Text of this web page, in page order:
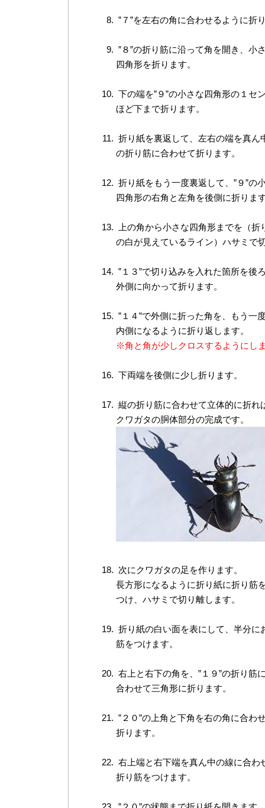
”７”を左右の角に合わせるように折り
”８”の折り筋に沿って角を開き、小
四角形を折ります。
下の端を”９”の小さな四角形の１セ
ほど下まで折ります。
折り紙を裏返して、左右の端を真ん
の折り筋に合わせて折ります。
折り紙をもう一度裏返して、”９”の
四角形の右角と左角を後側に折ります
上の角から小さな四角形までを（折
の白が見えているライン）ハサミで切
”１３”で切り込みを入れた箇所を後ろ
外側に向かって折ります。
”１４”で外側に折った角を、もう一
内側になるように折り返します。
※角と角が少しクロスするようにしま
下両端を後側に少し折ります。
縦の折り筋に合わせて立体的に折れ
クワガタの胴体部分の完成です。
次にクワガタの足を作ります。
長方形になるように折り紙に折り筋
つけ、ハサミで切り離します。
折り紙の白い面を表にして、半分に
筋をつけます。
右上と右下の角を、”１９”の折り筋に
合わせて三角形に折ります。
”２０”の上角と下角を右の角に合わ
折ります。
右上端と右下端を真ん中の線に合わ
折り筋をつけます。